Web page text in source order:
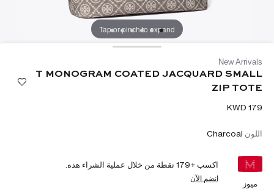
Tap or pinch to expand
New Arrivals
T MONOGRAM COATED JACQUARD SMALL
ZIP TOTE
اللون Charcoal
ميوز
اكسب +179 نقطة من خلال عملية الشراء هذه.
انضم الآن